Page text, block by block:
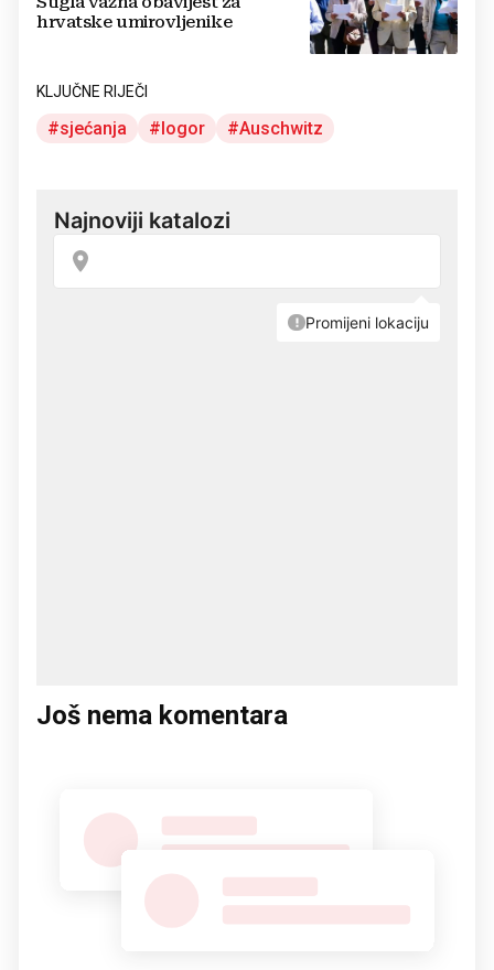
hrvatske umirovljenike
KLJUČNE RIJEČI
sjećanja logor Auschwitz
Još nema komentara